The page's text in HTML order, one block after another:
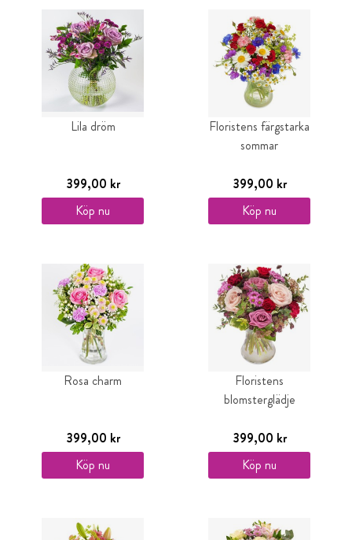
Lila dröm
399,00 kr
Köp nu
Floristens färgstarka
sommar
399,00 kr
Köp nu
Rosa charm
399,00 kr
Köp nu
Floristens
blomsterglädje
399,00 kr
Köp nu